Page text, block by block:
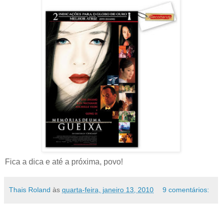
Fica a dica e até a próxima, povo!
Thais Roland às quarta-feira, janeiro 13, 2010 9 comentários: